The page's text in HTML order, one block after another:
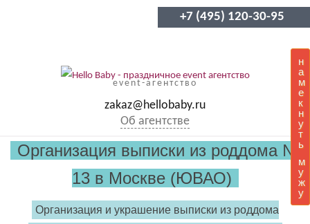
+7 (495) 120-30-95
event-агентство
zakaz@hellobaby.ru
Об агентстве
н
а
м
е
к
н
у
т
ь
м
у
ж
у
Организация выписки из роддома №
13 в Москве (ЮВАО)
Организация и украшение выписки из роддома